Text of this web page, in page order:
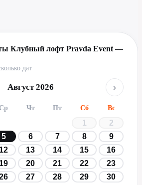
Клубный лофт Pravda Event —
дат
Август 2026 ›
Чт Пт Сб Вс
1
2
5 6 7 8
9
12 13 14 15
16
19 20 21 22
23
27 28 29
30